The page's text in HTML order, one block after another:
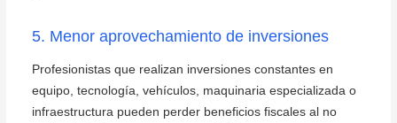
5. Menor aprovechamiento de inversiones
Profesionistas que realizan inversiones constantes en
equipo, tecnología, vehículos, maquinaria especializada o
infraestructura pueden perder beneficios fiscales al no